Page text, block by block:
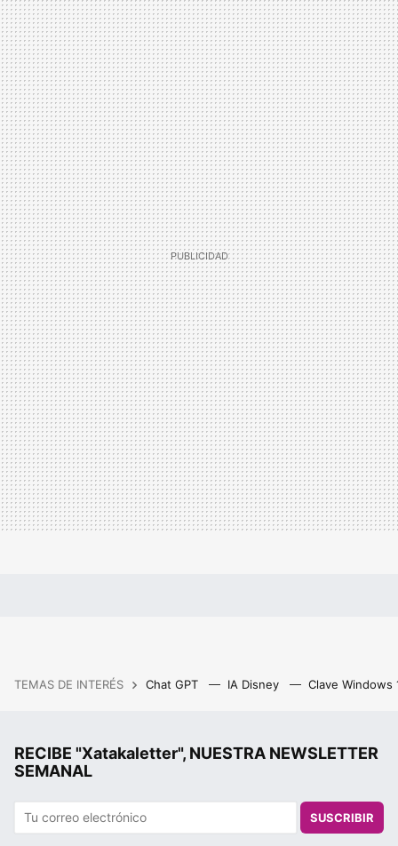
TEMAS DE INTERÉS Chat GPT IA Disney Clave Windows
RECIBE "Xatakaletter", NUESTRA NEWSLETTER
SEMANAL
SUSCRIBIR